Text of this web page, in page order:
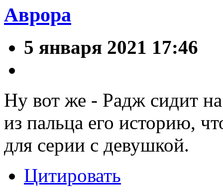
Аврора
5 января 2021 17:46
Ну вот же - Радж сидит
из пальца его историю,
для серии с девушкой.
Цитировать